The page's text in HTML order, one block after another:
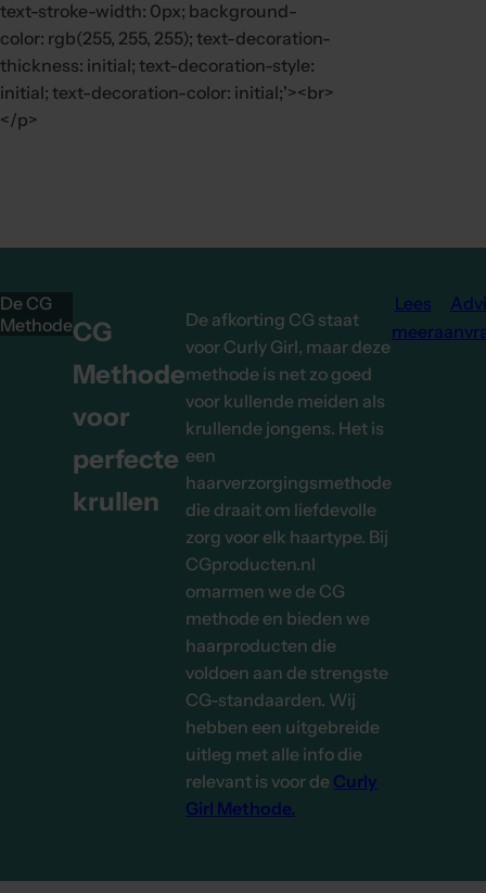
text-stroke-width: 0px; background-
color: rgb(255, 255, 255); text-decoration-
thickness: initial; text-decoration-style:
initial; text-decoration-color: initial;'><br>
</p>
De CG
MethodeCG
Methode
voor
perfecte
krullen
De afkorting CG staat
voor Curly Girl, maar deze
methode is net zo goed
voor kullende meiden als
krullende jongens. Het is
een
haarverzorgingsmethode
die draait om liefdevolle
zorg voor elk haartype. Bij
CGproducten.nl
omarmen we de CG
methode en bieden we
haarproducten die
voldoen aan de strengste
CG-standaarden. Wij
hebben een uitgebreide
uitleg met alle info die
relevant is voor de Curly
Girl Methode.
Lees
meer